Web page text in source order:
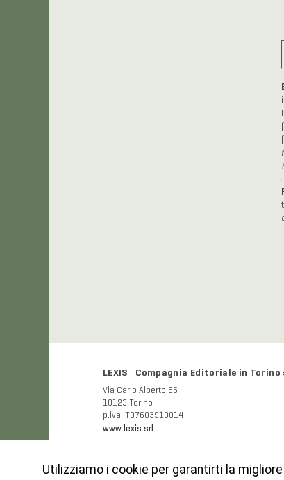
LEXIS Compagnia Editoriale in Torino
Via Carlo Alberto 55
10123 Torino
p.iva IT07603910014
www.lexis.srl
Utilizziamo i cookie per garantirti la